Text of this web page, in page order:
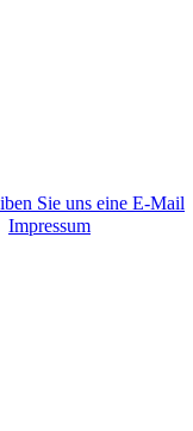
Impressum